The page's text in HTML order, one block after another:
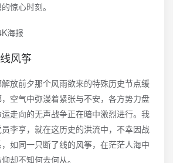
惊心时刻。
风筝
放前夕那个风雨欲来的特殊历史节点缓
空气中弥漫着紧张与不安，各方势力盘
走向的无声战争正在暗中激烈进行。我
李亨，就在这历史的洪流中，不幸因战
如同一只断了线的风筝，在茫茫人海中
却不知何去何从。